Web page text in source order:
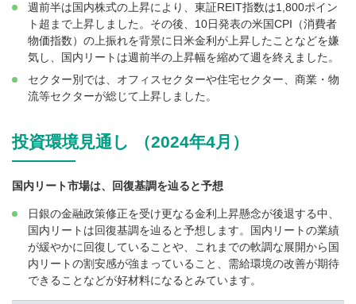
週前半は国内株式の上昇により、東証REIT指数は1,800ポイン
ト超まで上昇しました。その後、10日発表の米国CPI（消費者
物価指数）の上振れを背景に日米金利が上昇したことなどを嫌
気し、国内リートは週前半の上昇幅を縮めて週を終えました。
セクター別では、オフィスセクターや住宅セクター、商業・物
流等セクターが総じて上昇しました。
投資環境見通し （2024年4月）
国内リート市場は、回復基調を辿ると予想
日銀の金融政策修正を受け更なる金利上昇懸念が後退する中、
国内リートは回復基調を辿ると予想します。国内リートの業績
が緩やかに回復していることや、これまでの軟調な展開から国
内リートの割安感が強まっていること、需給環境の改善が期待
できることなどが好材料になるとみています。